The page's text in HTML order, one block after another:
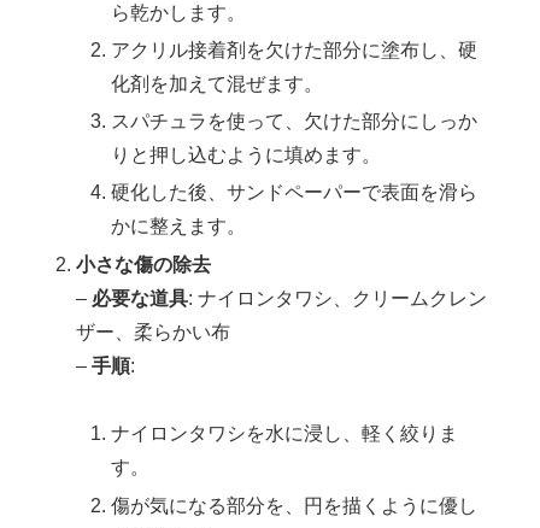
ら乾かします。
アクリル接着剤を欠けた部分に塗布し、硬
化剤を加えて混ぜます。
スパチュラを使って、欠けた部分にしっか
りと押し込むように填めます。
硬化した後、サンドペーパーで表面を滑ら
かに整えます。
小さな傷の除去
– 必要な道具: ナイロンタワシ、クリームクレン
ザー、柔らかい布
– 手順:
ナイロンタワシを水に浸し、軽く絞りま
す。
傷が気になる部分を、円を描くように優し